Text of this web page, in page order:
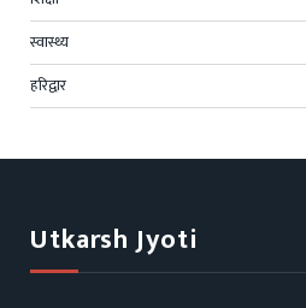
स्वास्थ्य
हरिद्वार
Utkarsh Jyoti